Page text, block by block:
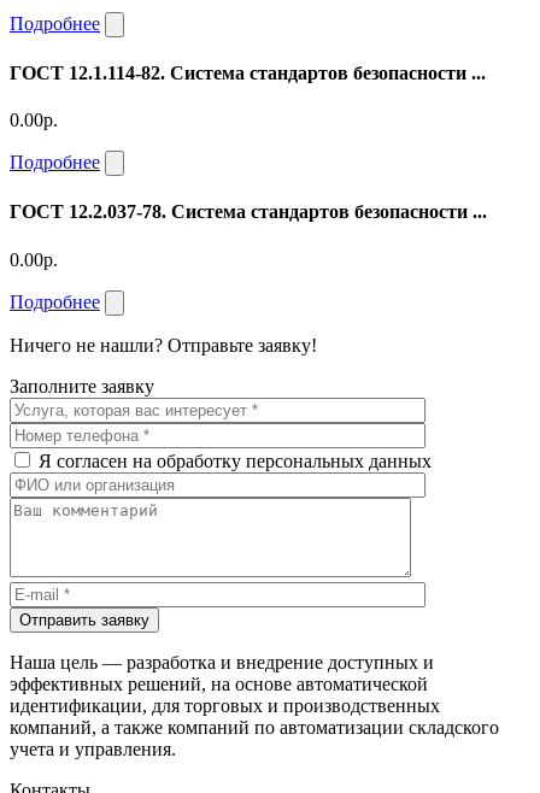
Подробнее
ГОСТ 12.1.114-82. Система стандартов безопасности ...
0.00р.
Подробнее
ГОСТ 12.2.037-78. Система стандартов безопасности ...
0.00р.
Подробнее
Ничего не нашли? Отправьте заявку!
Заполните заявку
Я согласен на обработку персональных данных
Отправить заявку
Наша цель — разработка и внедрение доступных и
эффективных решений, на основе автоматической
идентификации, для торговых и производственных
компаний, а также компаний по автоматизации складского
учета и управления.